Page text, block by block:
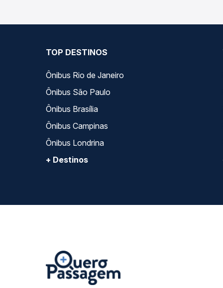
TOP DESTINOS
Ônibus Rio de Janeiro
Ônibus São Paulo
Ônibus Brasília
Ônibus Campinas
Ônibus Londrina
+ Destinos